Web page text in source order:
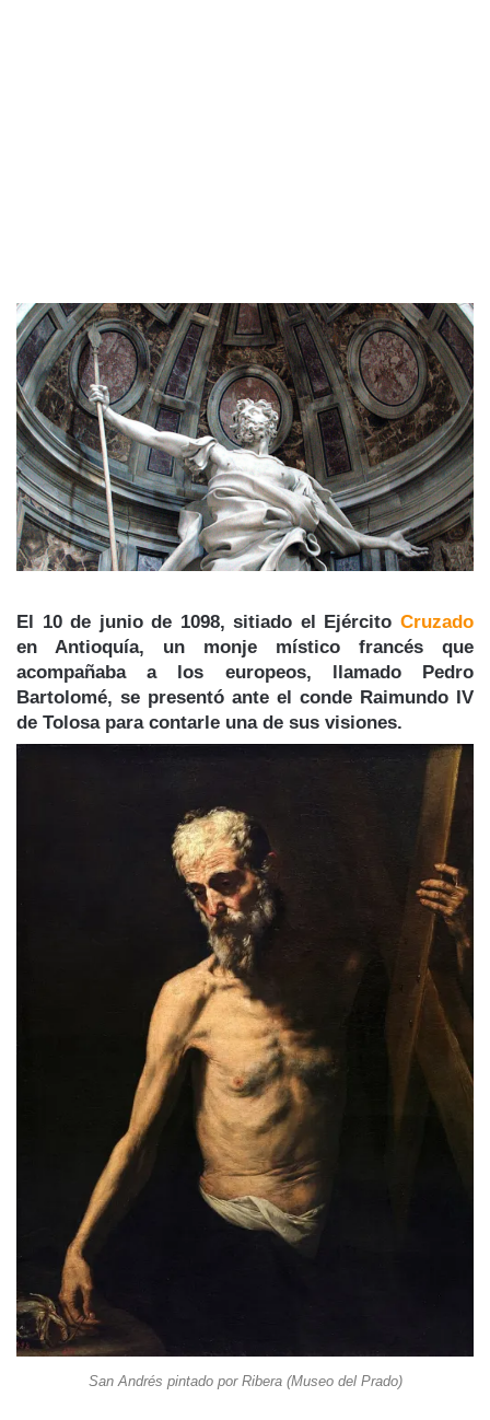
El 10 de junio de 1098, sitiado el Ejército Cruzado
en Antioquía, un monje místico francés que
acompañaba a los europeos, llamado Pedro
Bartolomé, se presentó ante el conde Raimundo IV
de Tolosa para contarle una de sus visiones.
San Andrés pintado por Ribera (Museo del Prado)